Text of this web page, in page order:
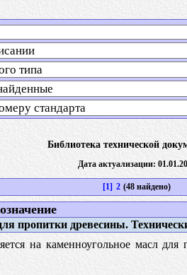
Библиотека технической
Дата актуализации:
[1] 2 (48 найдено)
пропитки древесины.
на каменноугольное масл